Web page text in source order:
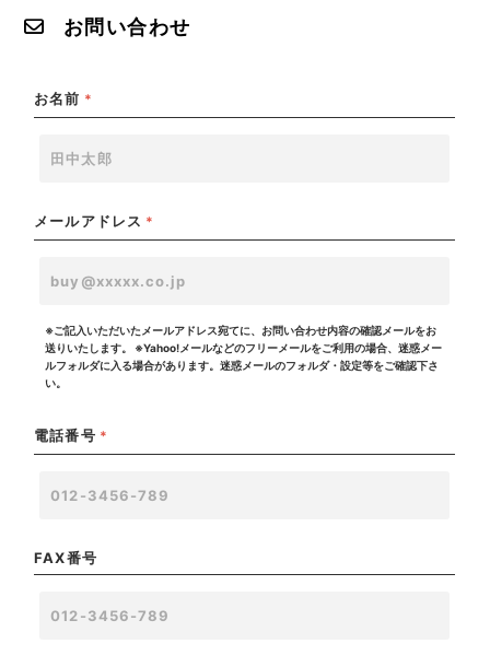
お問い合わせ
お名前 *
メールアドレス *
※ご記入いただいたメールアドレス宛てに、お問い合わせ内容の確認メールをお
送りいたします。
※Yahoo!メールなどのフリーメールをご利用の場合、迷惑メー
ルフォルダに入る場合があります。迷惑メールのフォルダ・設定等をご確認下さ
い。
電話番号 *
FAX番号